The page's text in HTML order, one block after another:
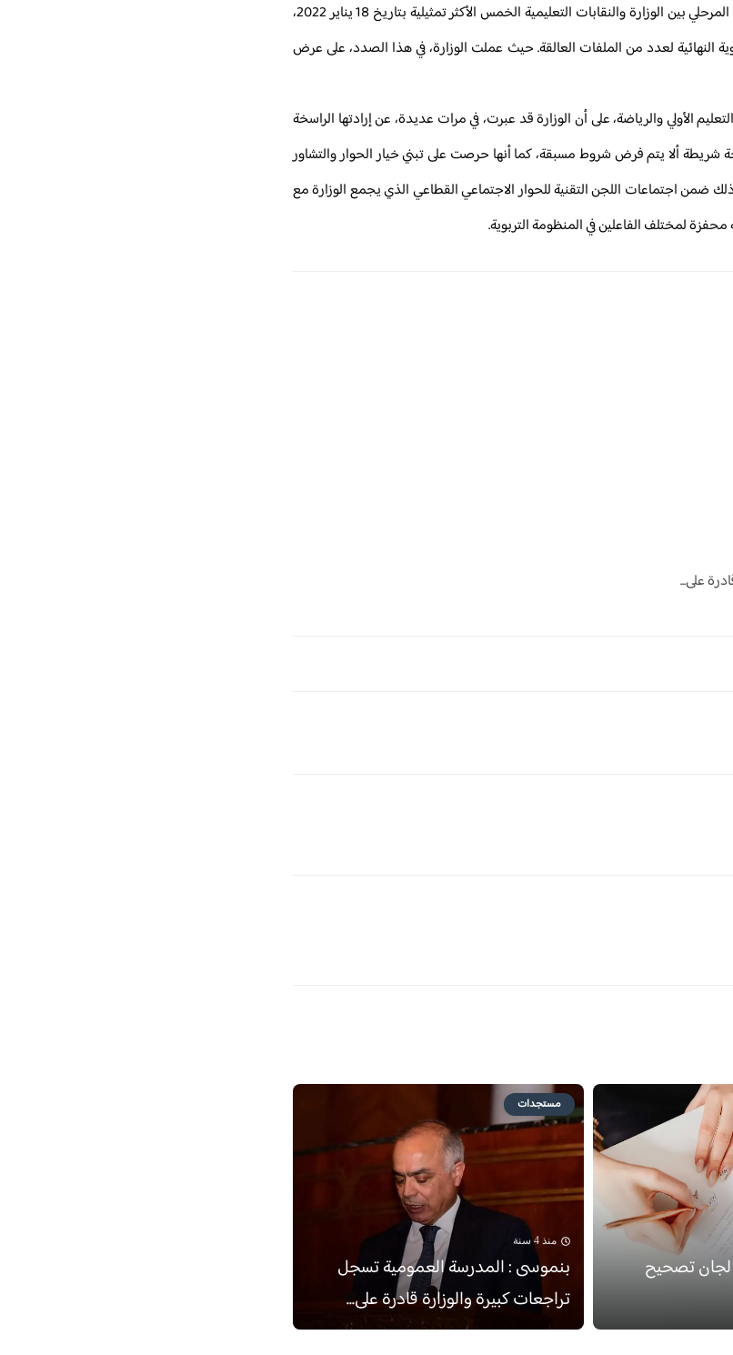
وفي معرض جوابه عن سؤال حول النهوض بالموارد البشرية للقطاع، ذكر الوزير بالاتفاق المرحلي بين الوزارة والنقابات التعليمية الخمس الأكثر تمثيلية بتاريخ 18 يناير 2022،
لعدد من الملفات العالقة. حيث عملت الوزارة، في هذا الصدد، على عرض
الأولي والرياضة، على أن الوزارة قد عبرت، في مرات عديدة، عن إرادتها الراسخة
ألا يتم فرض شروط مسبقة، كما أنها حرصت على تبني خيار الحوار والتشاور
ضمن اجتماعات اللجن التقنية للحوار الاجتماعي القطاعي الذي يجمع الوزارة مع
لمختلف الفاعلين في المنظومة التربوية.
على...
: لجان تصحيح
مستجدات
منذ 4 سنة
بنموسى : المدرسة العمومية تسجل
تراجعات كبيرة والوزارة قادرة على...